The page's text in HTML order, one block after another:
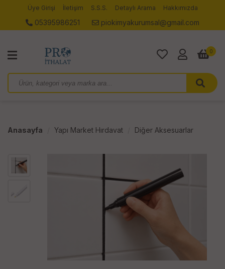
Üye Girişi İletişim S.S.S. Detaylı Arama Hakkımızda
05395986251 piokimyakurumsal@gmail.com
0
Anasayfa Yapı Market Hırdavat Diğer Aksesuarlar